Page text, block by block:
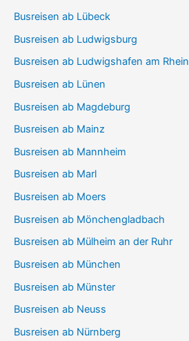
Busreisen ab Lübeck
Busreisen ab Ludwigsburg
Busreisen ab Ludwigshafen am Rhein
Busreisen ab Lünen
Busreisen ab Magdeburg
Busreisen ab Mainz
Busreisen ab Mannheim
Busreisen ab Marl
Busreisen ab Moers
Busreisen ab Mönchengladbach
Busreisen ab Mülheim an der Ruhr
Busreisen ab München
Busreisen ab Münster
Busreisen ab Neuss
Busreisen ab Nürnberg